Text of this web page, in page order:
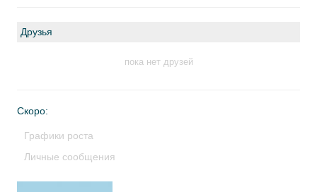
Друзья
пока нет друзей
Скоро:
Графики роста
Личные сообщения